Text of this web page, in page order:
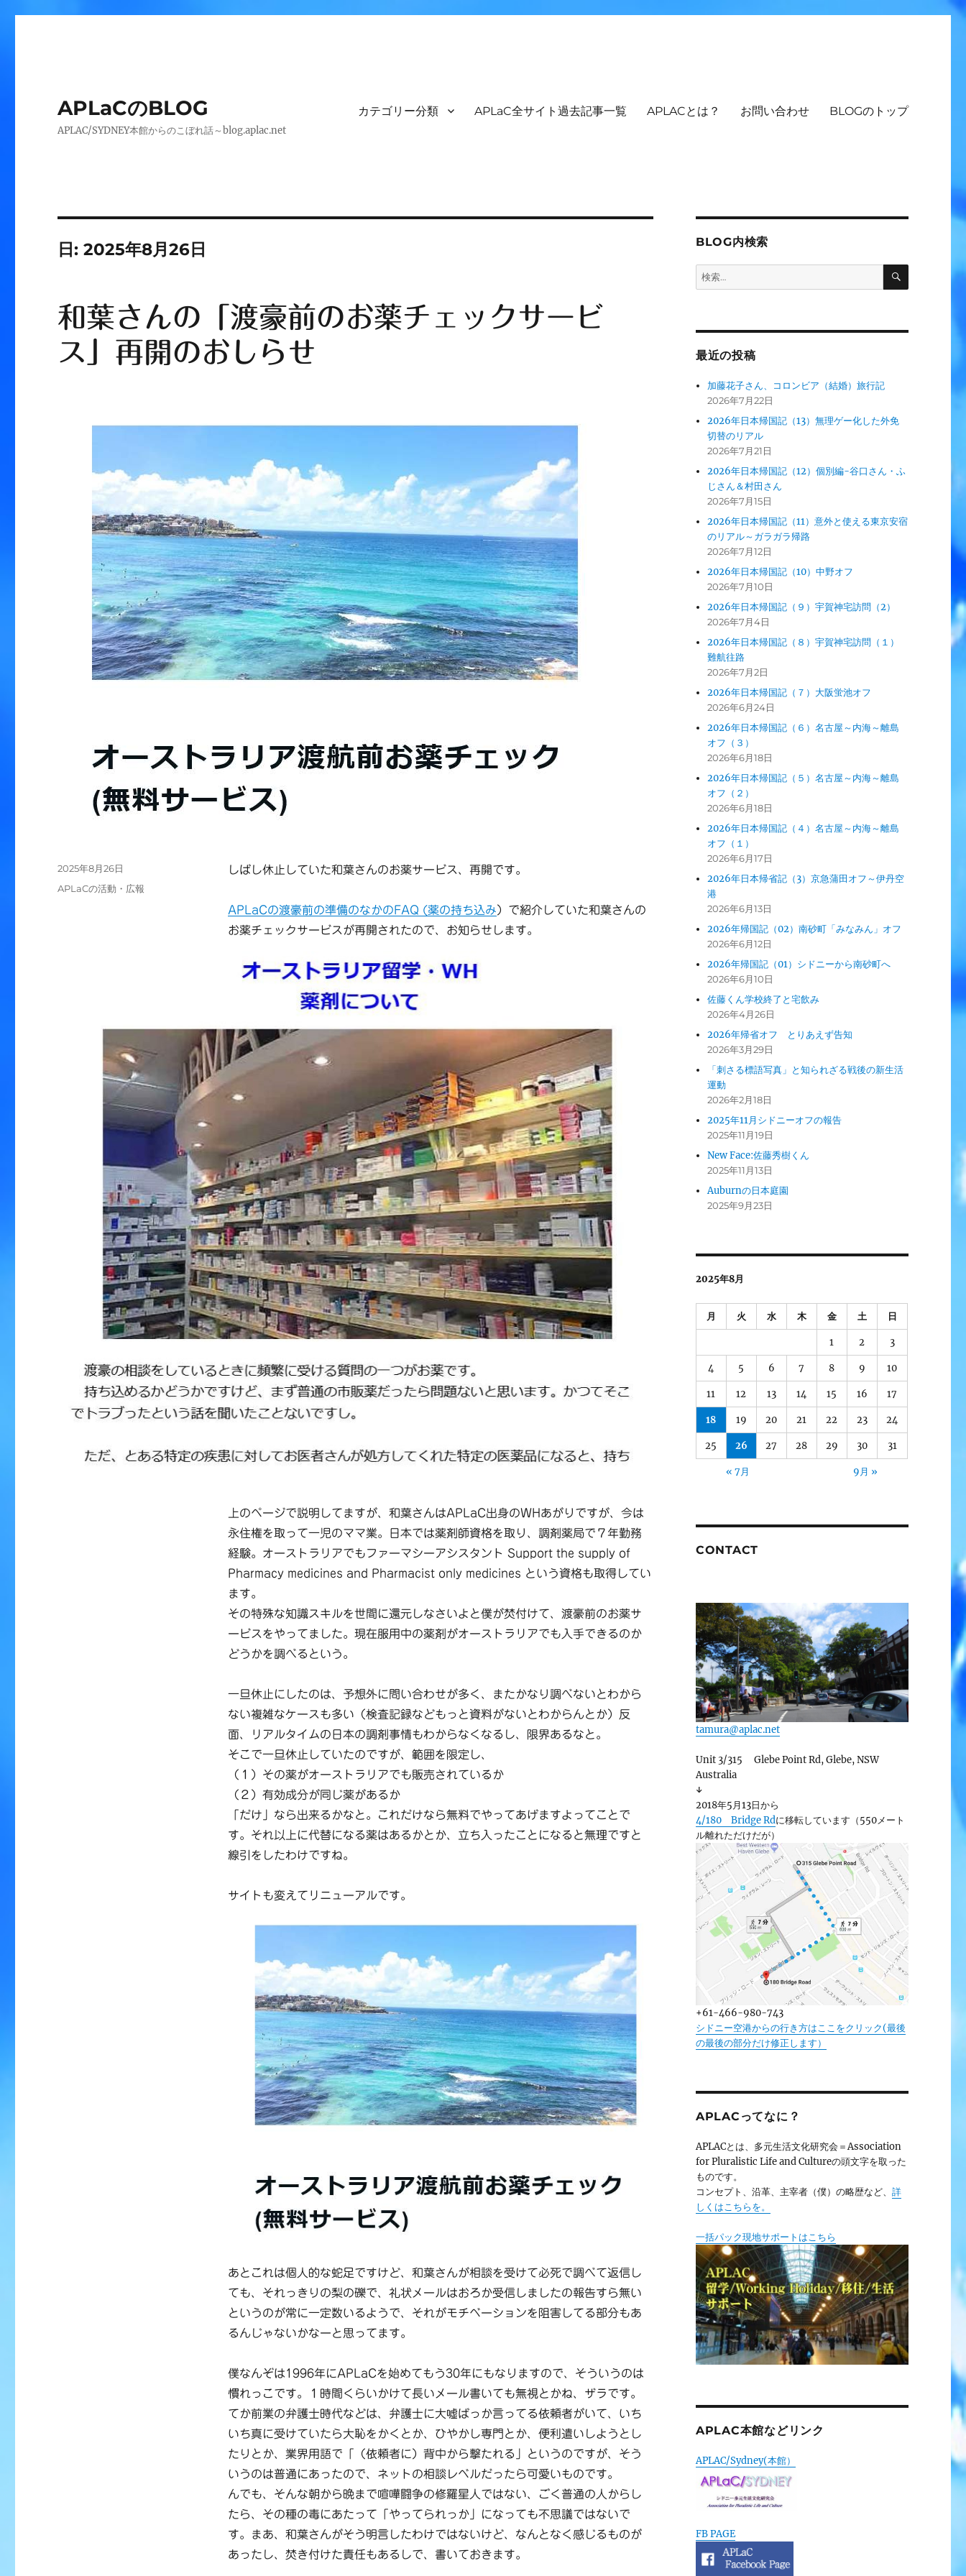
APLaCのBLOG
APLAC/SYDNEY本館からのこぼれ話～blog.aplac.net
カテゴリー分類 APLaC全サイト過去記事一覧 APLACとは？ お問い合わせ BLOGのトップ
日:2025年8月26日
和葉さんの「渡豪前のお薬チェックサービ
ス」再開のおしらせ
しばし休止していた和葉さんのお薬サービス、再開です。
APLaCの渡豪前の準備のなかのFAQ (薬の持ち込み）で紹介していた和葉さんの
お薬チェックサービスが再開されたので、お知らせします。
上のページで説明してますが、和葉さんはAPLaC出身のWHあがりですが、今は
永住権を取って一児のママ業。日本では薬剤師資格を取り、調剤薬局で７年勤務
経験。オーストラリアでもファーマシーアシスタント Support the supply of
Pharmacy medicines and Pharmacist only medicines という資格も取得してい
ます。
その特殊な知識スキルを世間に還元しなさいよと僕が焚付けて、渡豪前のお薬サ
ービスをやってました。現在服用中の薬剤がオーストラリアでも入手できるのか
どうかを調べるという。
一旦休止にしたのは、予想外に問い合わせが多く、またかなり調べないとわから
ない複雑なケースも多い（検査記録などもっと資料がないとわからんとか）反
面、リアルタイムの日本の調剤事情もわからなくなるし、限界あるなと。
そこで一旦休止していたのですが、範囲を限定し、
（１）その薬がオーストラリアでも販売されているか
（２）有効成分が同じ薬があるか
「だけ」なら出来るかなと。これだけなら無料でやってあげますよってことで
す。それ以上に代替になる薬はあるかとか、立ち入ったことになると無理ですと
線引をしたわけですね。
サイトも変えてリニューアルです。
あとこれは個人的な蛇足ですけど、和葉さんが相談を受けて必死で調べて返信し
ても、それっきりの梨の礫で、礼状メールはおろか受信しましたの報告すら無い
というのが常に一定数いるようで、それがモチベーションを阻害してる部分もあ
るんじゃないかなーと思ってます。
僕なんぞは1996年にAPLaCを始めてもう30年にもなりますので、そういうのは
慣れっこです。１時間くらいかけて長いメール書いても無視とかね、ザラです。
てか前業の弁護士時代などは、弁護士に大嘘ばっか言ってる依頼者がいて、いち
いち真に受けていたら大恥をかくとか、ひやかし専門とか、便利遣いしようとし
たりとか、業界用語で「（依頼者に）背中から撃たれる」というのですが、そう
いうのは普通にあったので、ネットの相談レベルだったら可愛いものです。
んでも、そんな朝から晩まで喧嘩闘争の修羅星人ではない、ごく普通の人からし
たら、その種の毒にあたって「やってられっか」になっても不思議ではないで
す。まあ、和葉さんがそう明言したわけではないけど、なんとなく感じるものが
あったし、焚き付けた責任もあるしで、書いておきます。
投
2025年8月26日
カ
APLaCの活動・広報
BLOG内検索
検
索:
検
最近の投稿
加藤花子さん、コロンビア（結婚）旅行記
2026年7月22日
2026年日本帰国記（13）無理ゲー化した外免
切替のリアル
2026年7月21日
2026年日本帰国記（12）個別編-谷口さん・ふ
じさん＆村田さん
2026年7月15日
2026年日本帰国記（11）意外と使える東京安宿
のリアル～ガラガラ帰路
2026年7月12日
2026年日本帰国記（10）中野オフ
2026年7月10日
2026年日本帰国記（９）宇賀神宅訪問（2）
2026年7月4日
2026年日本帰国記（８）宇賀神宅訪問（１）
難航往路
2026年7月2日
2026年日本帰国記（７）大阪蛍池オフ
2026年6月24日
2026年日本帰国記（６）名古屋～内海～離島
オフ（３）
2026年6月18日
2026年日本帰国記（５）名古屋～内海～離島
オフ（２）
2026年6月18日
2026年日本帰国記（４）名古屋～内海～離島
オフ（１）
2026年6月17日
2026年日本帰省記（3）京急蒲田オフ～伊丹空
港
2026年6月13日
2026年帰国記（02）南砂町「みなみん」オフ
2026年6月12日
2026年帰国記（01）シドニーから南砂町へ
2026年6月10日
佐藤くん学校終了と宅飲み
2026年4月26日
2026年帰省オフ とりあえず告知
2026年3月29日
「刺さる標語写真」と知られざる戦後の新生活
運動
2026年2月18日
2025年11月シドニーオフの報告
2025年11月19日
New Face:佐藤秀樹くん
2025年11月13日
Auburnの日本庭園
2025年9月23日
2025年8月
月 火 水 木 金 土 日
1 2 3
4 5 6 7 8 9 10
11 12 13 14 15 16 17
18 19 20 21 22 23 24
25 26 27 28 29 30 31
« 7月 9月 »
CONTACT
tamura@aplac.net
Unit 3/315 Glebe Point Rd, Glebe, NSW
Australia
↓
2018年5月13日から
4/180 Bridge Rdに移転しています（550メート
ル離れただけだが）
+61-466-980-743
シドニー空港からの行き方はここをクリック(最後
の最後の部分だけ修正します）
APLACってなに？
APLACとは、多元生活文化研究会＝Association
for Pluralistic Life and Cultureの頭文字を取った
ものです。
コンセプト、沿革、主宰者（僕）の略歴など、 詳
しくはこちらを。
一括パック現地サポートはこちら
APLAC本館などリンク
APLAC/Sydney(本館）
FB PAGE